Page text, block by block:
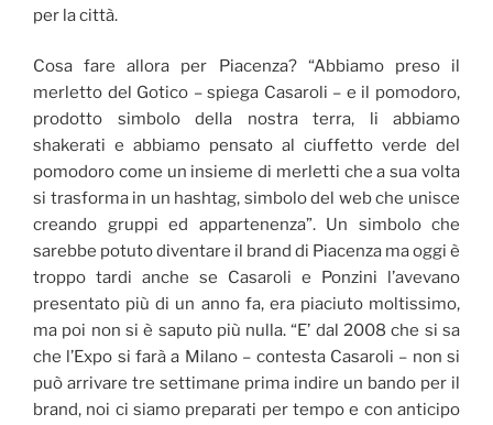
per la città.
Cosa fare allora per Piacenza? “Abbiamo preso il
merletto del Gotico – spiega Casaroli – e il pomodoro,
prodotto simbolo della nostra terra, li abbiamo
shakerati e abbiamo pensato al ciuffetto verde del
pomodoro come un insieme di merletti che a sua volta
si trasforma in un hashtag, simbolo del web che unisce
creando gruppi ed appartenenza”. Un simbolo che
sarebbe potuto diventare il brand di Piacenza ma oggi è
troppo tardi anche se Casaroli e Ponzini l’avevano
presentato più di un anno fa, era piaciuto moltissimo,
ma poi non si è saputo più nulla. “E’ dal 2008 che si sa
che l’Expo si farà a Milano – contesta Casaroli – non si
può arrivare tre settimane prima indire un bando per il
brand, noi ci siamo preparati per tempo e con anticipo